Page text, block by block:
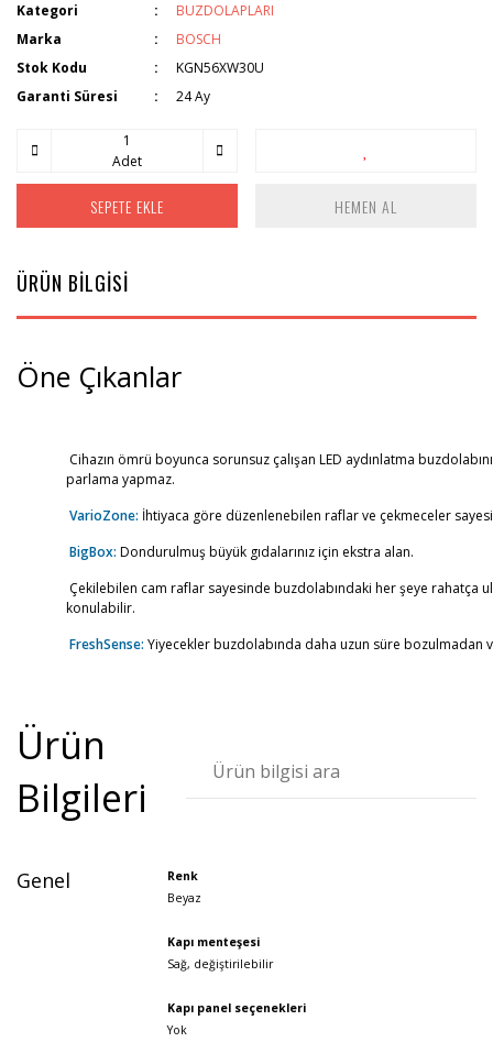
Kategori
BUZDOLAPLARI
Marka
BOSCH
Stok Kodu
KGN56XW30U
Garanti Süresi
24 Ay
Adet
SEPETE EKLE HEMEN AL
ÜRÜN BİLGİSİ
Öne Çıkanlar
Cihazın ömrü boyunca sorunsuz çalışan LED aydınlatma
parlama yapmaz.
VarioZone: İhtiyaca göre düzenlenebilen raflar ve çekmeceler
BigBox: Dondurulmuş büyük gıdalarınız için ekstra alan.
Çekilebilen cam raflar sayesinde buzdolabındaki her şeye rahatça
konulabilir.
FreshSense: Yiyecekler buzdolabında daha uzun süre bozulmadan
Ürün
Bilgileri
Genel
Renk
Beyaz
Kapı menteşesi
Sağ, değiştirilebilir
Kapı panel seçenekleri
Yok